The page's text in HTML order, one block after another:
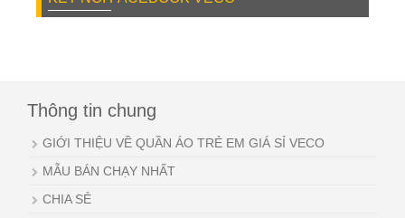
Thông tin chung
GIỚI THIỆU VỀ QUẦN ÁO TRẺ EM GIÁ SỈ VECO
MẪU BÁN CHẠY NHẤT
CHIA SẺ